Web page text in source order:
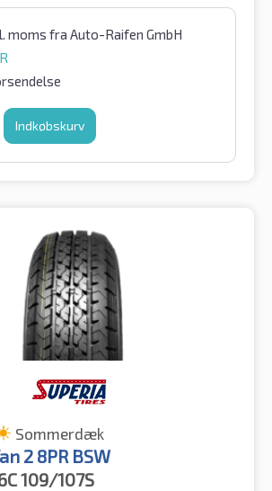
moms fra Auto-Raifen GmbH
Indkøbskurv
Sommerdæk
2 8PR BSW
109/107S